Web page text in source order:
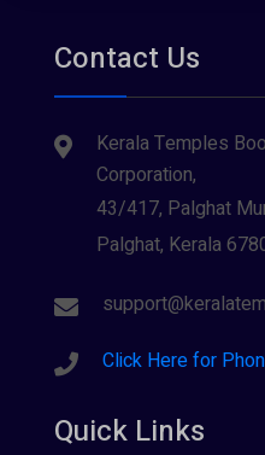
Contact Us
Kerala Temples
Corporation,
43/417, Palghat
Palghat, Kerala
Click Here for
Quick Links